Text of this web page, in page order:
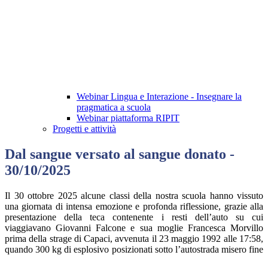
Webinar Lingua e Interazione - Insegnare la
pragmatica a scuola
Webinar piattaforma RIPIT
Progetti e attività
Dal sangue versato al sangue donato -
30/10/2025
Il 30 ottobre 2025 alcune classi della nostra scuola hanno vissuto
una giornata di intensa emozione e profonda riflessione, grazie alla
presentazione della teca contenente i resti dell’auto su cui
viaggiavano Giovanni Falcone e sua moglie Francesca Morvillo
prima della strage di Capaci, avvenuta il 23 maggio 1992 alle 17:58,
quando 300 kg di esplosivo posizionati sotto l’autostrada misero fine